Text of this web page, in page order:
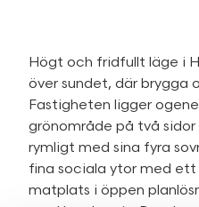
Högt och fridfullt läge i
över sundet, där brygga
Fastigheten ligger
grönområde på två
rymligt med sina fyra
fina sociala ytor med ett
matplats i öppen